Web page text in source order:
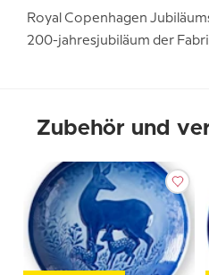
Royal Copenhagen
200-jahresjubiläum der
Zubehör und